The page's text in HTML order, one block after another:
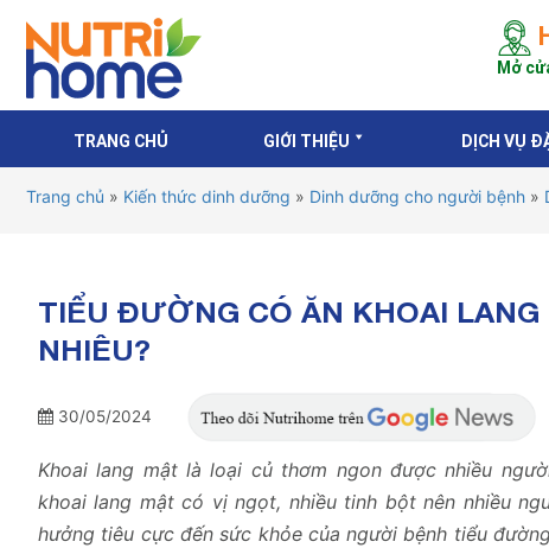
Mở
TRANG CHỦ GIỚI THIỆU DỊCH VỤ
Trang chủ » Kiến thức dinh dưỡng » Dinh dưỡng cho người bệnh »
TIỂU ĐƯỜNG CÓ ĂN KHOAI
NHIÊU?
30/05/2024
Khoai lang mật là loại củ thơm ngon được nhiều
khoai lang mật có vị ngọt, nhiều tinh bột nên nhiều
hưởng tiêu cực đến sức khỏe của người bệnh tiểu